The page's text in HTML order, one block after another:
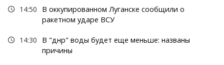
14:50
В оккупированном Луганске сообщили о
ракетном ударе ВСУ
14:30
В "днр" воды будет еще меньше: названы
причины